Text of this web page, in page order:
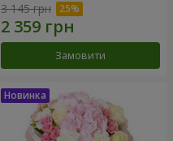
3 145 грн
Замовити